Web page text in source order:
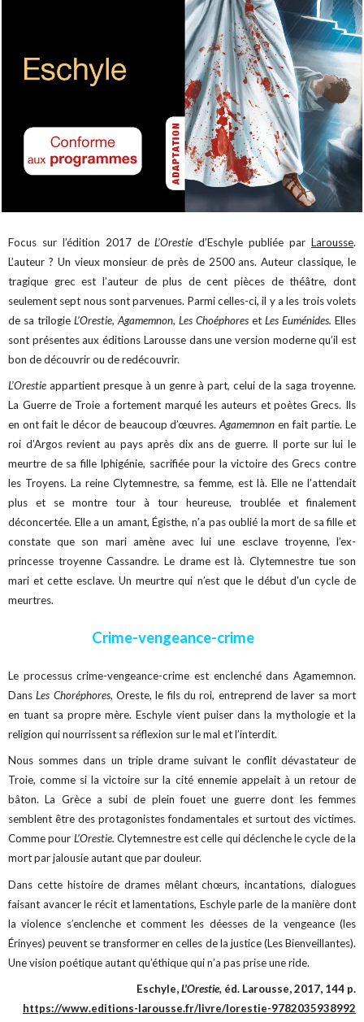
Focus sur l’édition 2017 deL’Orestie d’Eschyle publiée par Larousse.
L’auteur ? Un vieux monsieur de près de 2500 ans. Auteur classique, le
tragique grec est l’auteur de plus de cent pièces de théâtre, dont
seulement sept nous sont parvenues. Parmi celles-ci, il y a les trois volets
de sa trilogieL’Orestie, Agamemnon, Les Choéphores et Les Euménides. Elles
sont présentes aux éditions Larousse dans une version moderne qu’il est
bon de découvrir ou de redécouvrir.
L’Orestie appartient presque à un genre à part, celui de la saga troyenne.
La Guerre de Troie a fortement marqué les auteurs et poètes Grecs. Ils
en ont fait le décor de beaucoup d’œuvres.Agamemnon en fait partie. Le
roi d’Argos revient au pays après dix ans de guerre. Il porte sur lui le
meurtre de sa fille Iphigénie, sacrifiée pour la victoire des Grecs contre
les Troyens. La reine Clytemnestre, sa femme, est là. Elle ne l’attendait
plus et se montre tour à tour heureuse, troublée et finalement
déconcertée. Elle a un amant, Égisthe, n’a pas oublié la mort de sa fille et
constate que son mari amène avec lui une esclave troyenne, l’ex-
princesse troyenne Cassandre. Le drame est là. Clytemnestre tue son
mari et cette esclave. Un meurtre qui n’est que le début d'un cycle de
meurtres.
Crime-vengeance-crime
Le processus crime-vengeance-crime est enclenché dans Agamemnon.
DansLes Choréphores, Oreste, le fils du roi, entreprend de laver sa mort
en tuant sa propre mère. Eschyle vient puiser dans la mythologie et la
religion qui nourrissent sa réflexion sur le mal et l’interdit.
Nous sommes dans un triple drame suivant le conflit dévastateur de
Troie, comme si la victoire sur la cité ennemie appelait à un retour de
bâton. La Grèce a subi de plein fouet une guerre dont les femmes
semblent être des protagonistes fondamentales et surtout des victimes.
Comme pour L’Orestie. Clytemnestre est celle qui déclenche le cycle de la
mort par jalousie autant que par douleur.
Dans cette histoire de drames mêlant chœurs, incantations, dialogues
faisant avancer le récit et lamentations, Eschyle parle de la manière dont
la violence s’enclenche et comment les déesses de la vengeance (les
Érinyes) peuvent se transformer en celles de la justice (Les Bienveillantes).
Une vision poétique autant qu’éthique qui n’a pas prise une ride.
Eschyle,L'Orestie, éd. Larousse, 2017, 144 p.
https://www.editions-larousse.fr/livre/lorestie-9782035938992